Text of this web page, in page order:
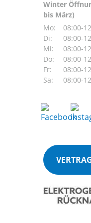
Winter
bis März)
Mo:
08:00-
Di:
08:00-
Mi:
08:00-
Do:
08:00-
Fr:
08:00-
Sa:
08:00-